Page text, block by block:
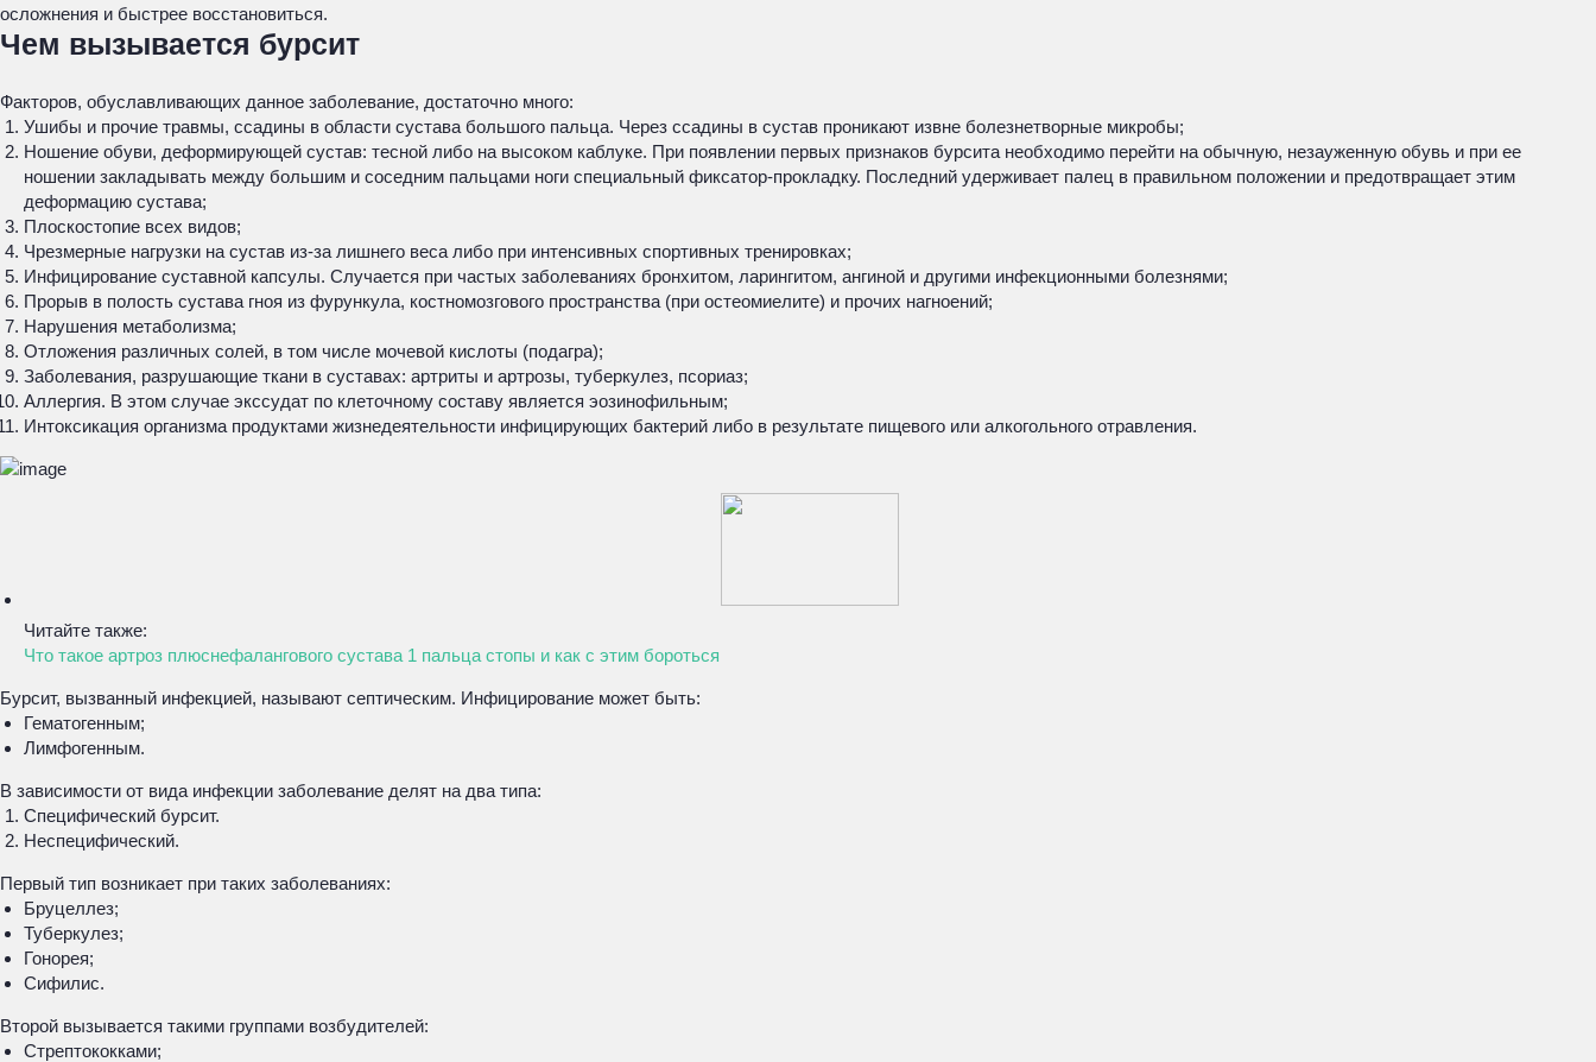
осложнения и быстрее восстановиться.
Чем вызывается бурсит
Факторов, обуславливающих данное заболевание, достаточно много:
Ушибы и прочие травмы, ссадины в области сустава большого пальца. Через ссадины в сустав проникают извне болезнетворные микробы;
Ношение обуви, деформирующей сустав: тесной либо на высоком каблуке. При появлении первых признаков бурсита необходимо перейти на обычную, незауженную обувь и при ее
ношении закладывать между большим и соседним пальцами ноги специальный фиксатор-прокладку. Последний удерживает палец в правильном положении и предотвращает этим
деформацию сустава;
Плоскостопие всех видов;
Чрезмерные нагрузки на сустав из-за лишнего веса либо при интенсивных спортивных тренировках;
Инфицирование суставной капсулы. Случается при частых заболеваниях бронхитом, ларингитом, ангиной и другими инфекционными болезнями;
Прорыв в полость сустава гноя из фурункула, костномозгового пространства (при остеомиелите) и прочих нагноений;
Нарушения метаболизма;
Отложения различных солей, в том числе мочевой кислоты (подагра);
Заболевания, разрушающие ткани в суставах: артриты и артрозы, туберкулез, псориаз;
Аллергия. В этом случае экссудат по клеточному составу является эозинофильным;
Интоксикация организма продуктами жизнедеятельности инфицирующих бактерий либо в результате пищевого или алкогольного отравления.
Читайте также:
Что такое артроз плюснефалангового сустава 1 пальца стопы и как с этим бороться
Бурсит, вызванный инфекцией, называют септическим. Инфицирование может быть:
Гематогенным;
Лимфогенным.
В зависимости от вида инфекции заболевание делят на два типа:
Специфический бурсит.
Неспецифический.
Первый тип возникает при таких заболеваниях:
Бруцеллез;
Туберкулез;
Гонорея;
Сифилис.
Второй вызывается такими группами возбудителей:
Стрептококками;